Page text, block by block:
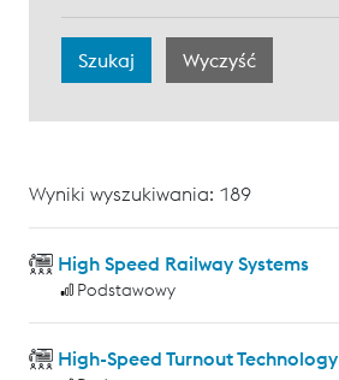
Wyniki wyszukiwania: 189
High Speed Railway Systems
Podstawowy
High-Speed Turnout Technology